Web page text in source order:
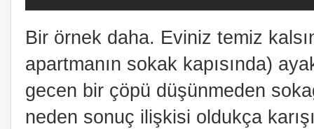
Bir örnek daha. Eviniz temiz
apartmanın sokak kapısında)
gecen bir çöpü düşünmeden
neden sonuç ilişkisi oldukça